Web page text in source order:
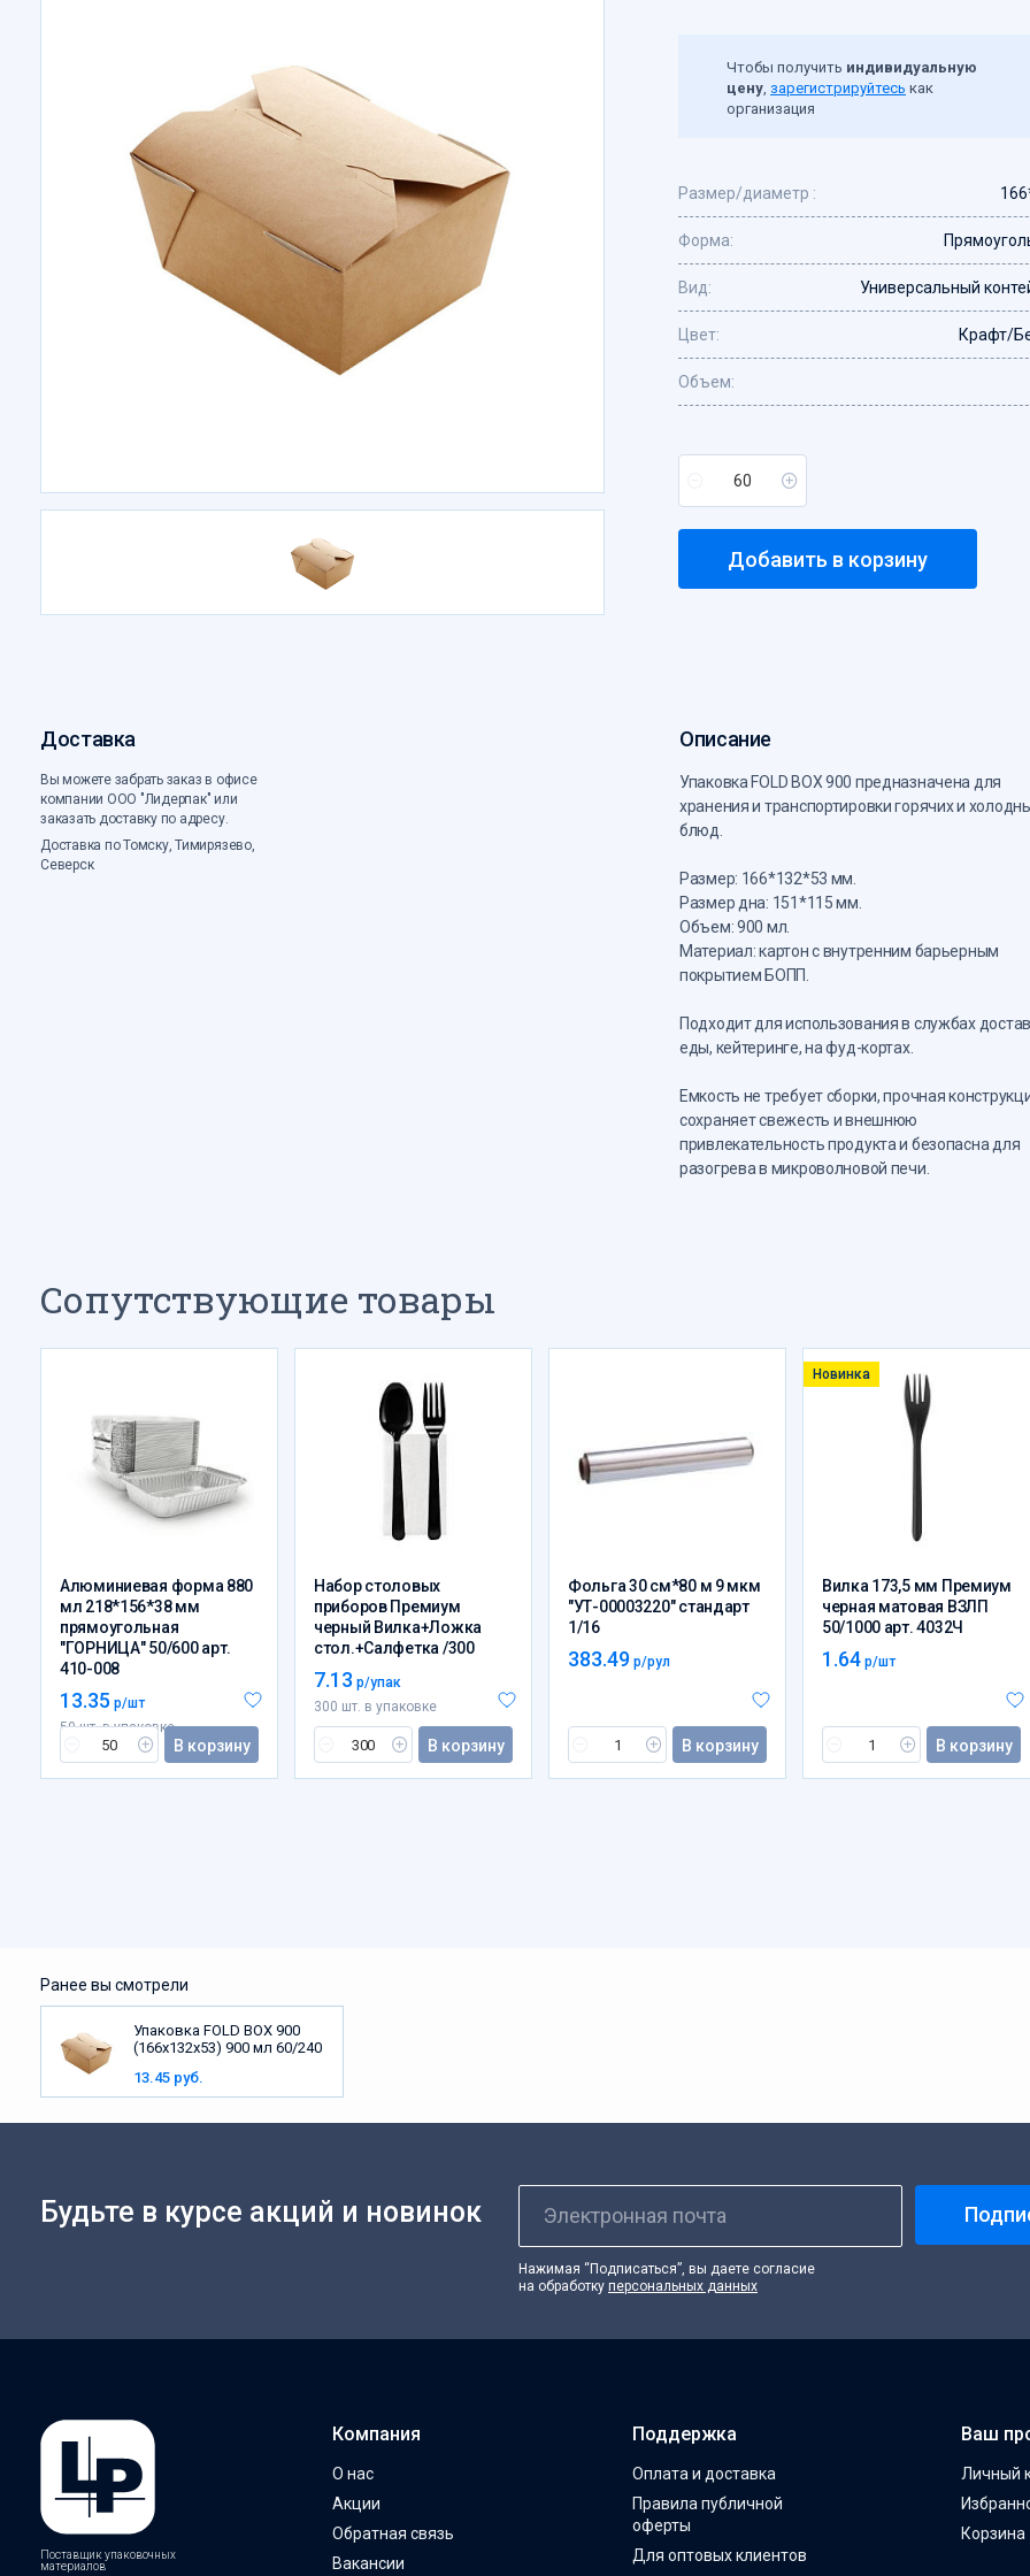
Чтобы получить индивидуальную
цену, зарегистрируйтесь как
организация
Размер/диаметр :
Форма:
Вид: Универсальный
Цвет: Крафт/
Объем:
Добавить в корзину
Доставка
Вы можете забрать заказ в офисе
компании ООО "Лидерпак" или
заказать доставку по адресу.
Доставка по Томску, Тимирязево,
Северск
Описание
Упаковка FOLD BOX 900 предназначена для
хранения и транспортировки горячих и
блюд.
Размер: 166*132*53 мм.
Размер дна: 151*115 мм.
Объем: 900 мл.
Материал: картон с внутренним барьерным
покрытием БОПП.
Подходит для использования в службах
еды, кейтеринге, на фуд-кортах.
Емкость не требует сборки, прочная
сохраняет свежесть и внешнюю
привлекательность продукта и безопасна для
разогрева в микроволновой печи.
Сопутствующие товары
Алюминиевая форма 880
мл 218*156*38 мм
прямоугольная
"ГОРНИЦА" 50/600 арт.
410-008
13.35 р/шт
50 шт. в упаковке
В корзину
Набор столовых
приборов Премиум
черный Вилка+Ложка
стол.+Салфетка /300
7.13 р/упак
300 шт. в упаковке
В корзину
Фольга 30 см*80 м 9 мкм
"УТ-00003220" стандарт
1/16
383.49 р/рул
В корзину
Вилка 173,5 мм Премиум
черная матовая ВЗЛП
50/1000 арт. 4032Ч
Новинка
1.64 р/шт
В корзину
Ранее вы смотрели
Упаковка FOLD BOX 900
(166х132х53) 900 мл 60/240
13.45 руб.
Будьте в курсе акций и новинок Электронная почта
Нажимая “Подписаться”, вы даете согласие
на обработку персональных данных
Поставщик упаковочных
материалов
Компания
О нас
Акции
Обратная связь
Вакансии
Поддержка
Оплата и доставка
Правила публичной
оферты
Для оптовых клиентов
Ваш
Личный
Корзина